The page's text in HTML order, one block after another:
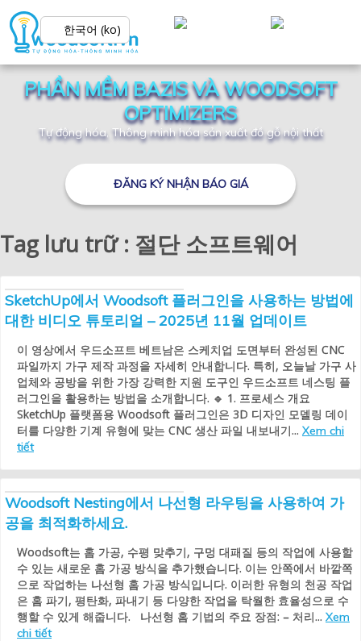
PHẦN MỀM BAZIS VÀ WOODSOFT
OPTIMIZERS
Tự động hóa, Thông minh hóa sản xuất đồ gỗ nội thất
ĐĂNG KÝ NHẬN BÁO GIÁ
Tag lưu trữ : 절단 소프트웨어
SketchUp에서 Woodsoft 플러그인을 사용하는 방법에
대한 비디오 튜토리얼 – 2025년 11월 업데이트
이 영상에서 우드소프트 베트남은 스케치업 도면부터 완성된 CNC
파일까지 가구 제작 과정을 자세히 안내합니다. 특히, 오늘날 가구 사
업체와 공방을 위한 가장 강력한 지원 도구인 우드소프트 네스팅 플
러그인을 활용하는 방법을 소개합니다. 🔹 1. 프로세스 개요
SketchUp 플랫폼용 Woodsoft 플러그인은 3D 디자인 모델링 데이
터를 다양한 기계 유형에 맞는 CNC 생산 파일 내보내기... Xem chi
tiết
Woodsoft Nesting에서 나선형 라우팅을 사용하여 가
공을 최적화하세요.
Woodsoft는 홈 가공, 수평 맞추기, 구멍 대패질 등의 작업에 사용할
수 있는 새로운 홈 가공 방식을 추가했습니다. 이는 안쪽에서 바깥쪽
으로 작업하는 나선형 홈 가공 방식입니다. 이러한 유형의 천공 작업
은 홈 파기, 평탄화, 파내기 등 다양한 작업을 탁월한 효율성으로 수
행할 수 있게 해줍니다. 나선형 홈 기법의 주요 장점: – 처리... Xem
chi tiết
한국어 (ko)